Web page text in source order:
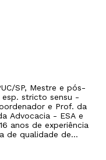
SP, Mestre e pós-
stricto sensu -
e Prof. da
Advocacia - ESA e
anos de experiência
de qualidade de